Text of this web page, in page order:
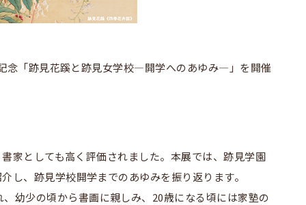
念「跡見花蹊と跡見女学校―開学へのあゆみ―」を開催
家としても高く評価されました。本展では、跡見学園
し、跡見学校開学までのあゆみを振り返ります。
幼少の頃から書画に親しみ、20歳になる頃には家塾の